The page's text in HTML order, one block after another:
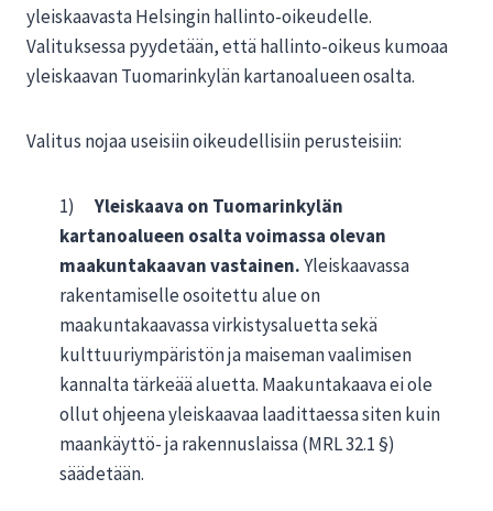
yleiskaavasta Helsingin hallinto-oikeudelle.
Valituksessa pyydetään, että hallinto-oikeus kumoaa
yleiskaavan Tuomarinkylän kartanoalueen osalta.
Valitus nojaa useisiin oikeudellisiin perusteisiin:
1)Yleiskaava on Tuomarinkylän
kartanoalueen osalta voimassa olevan
maakuntakaavan vastainen.Yleiskaavassa
rakentamiselle osoitettu alue on
maakuntakaavassa virkistysaluetta sekä
kulttuuriympäristön ja maiseman vaalimisen
kannalta tärkeää aluetta. Maakuntakaava ei ole
ollut ohjeena yleiskaavaa laadittaessa siten kuin
maankäyttö- ja rakennuslaissa (MRL 32.1 §)
säädetään.